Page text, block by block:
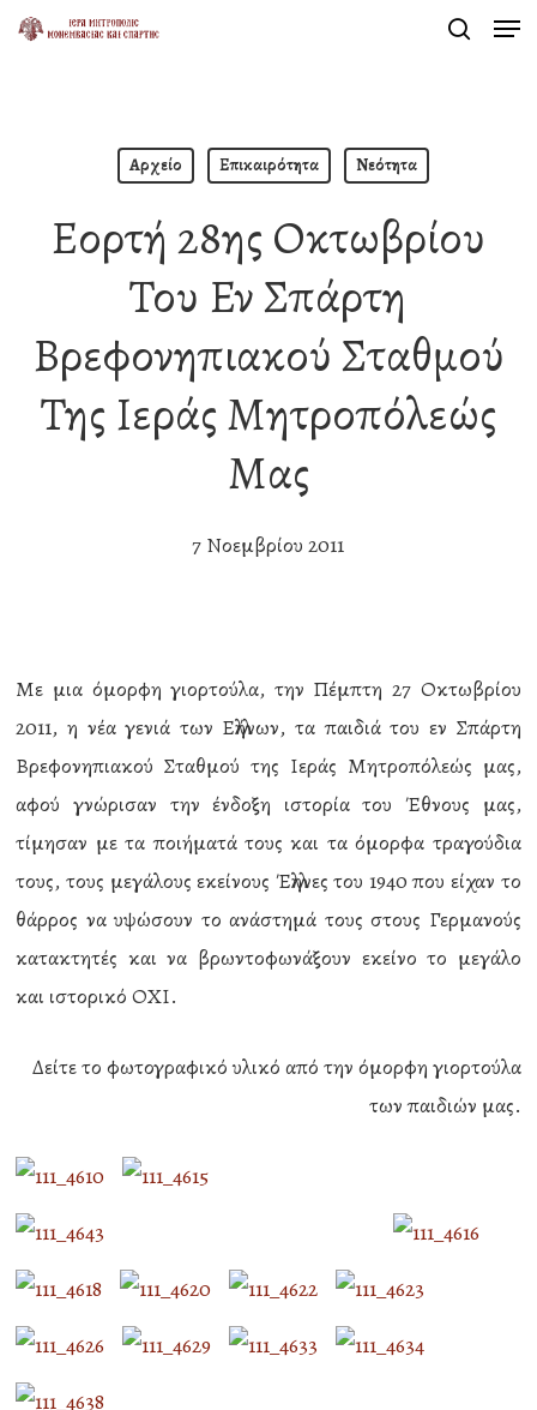
Skip
Αρχείο Επικαιρότητα Νεότητα
Εορτή 28ης Οκτωβρίου
Του Εν Σπάρτη
Βρεφονηπιακού Σταθμού
Της Ιεράς Μητροπόλεώς
Μας
7 Νοεμβρίου 2011
Με μια όμορφη γιορτούλα, την Πέμπτη 27 Οκτωβρίου
2011, η νέα γενιά των Ελλήνων, τα παιδιά του εν Σπάρτη
Βρεφονηπιακού Σταθμού της Ιεράς Μητροπόλεώς μας,
αφού γνώρισαν την ένδοξη ιστορία του Έθνους μας,
τίμησαν με τα ποιήματά τους και τα όμορφα τραγούδια
τους, τους μεγάλους εκείνους Έλληνες του 1940 που είχαν το
θάρρος να υψώσουν το ανάστημά τους στους Γερμανούς
κατακτητές και να βρωντοφωνάξουν εκείνο το μεγάλο
και ιστορικό ΟΧΙ.
Δείτε το φωτογραφικό υλικό από την όμορφη γιορτούλα
των παιδιών μας.